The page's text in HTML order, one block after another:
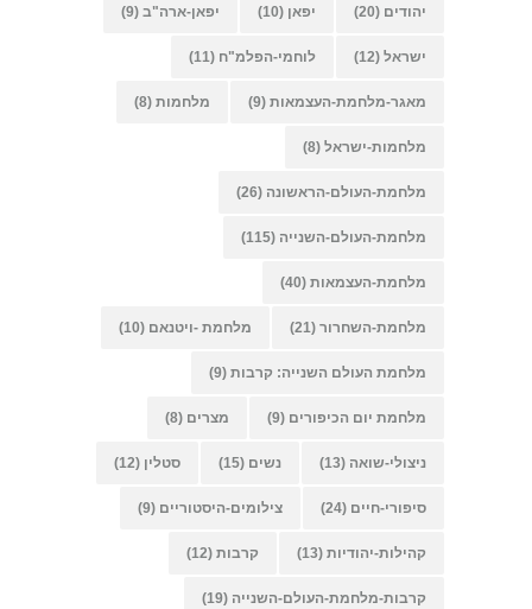
יהודים (20) יפאן (10) יפאן-ארה"ב (9)
ישראל (12) לוחמי-הפלמ"ח (11)
מאגר-מלחמת-העצמאות (9) מלחמות (8)
מלחמות-ישראל (8)
מלחמת-העולם-הראשונה (26)
מלחמת-העולם-השנייה (115)
מלחמת-העצמאות (40)
מלחמת-השחרור (21) מלחמת -ויטנאם (10)
מלחמת העולם השנייה: קרבות (9)
מלחמת יום הכיפורים (9) מצרים (8)
ניצולי-שואה (13) נשים (15) סטלין (12)
סיפורי-חיים (24) צילומים-היסטוריים (9)
קהילות-יהודיות (13) קרבות (12)
קרבות-מלחמת-העולם-השנייה (19)